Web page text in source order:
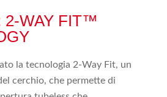
2-WAY FIT™
la tecnologia 2-Way Fit, un
cerchio, che permette di